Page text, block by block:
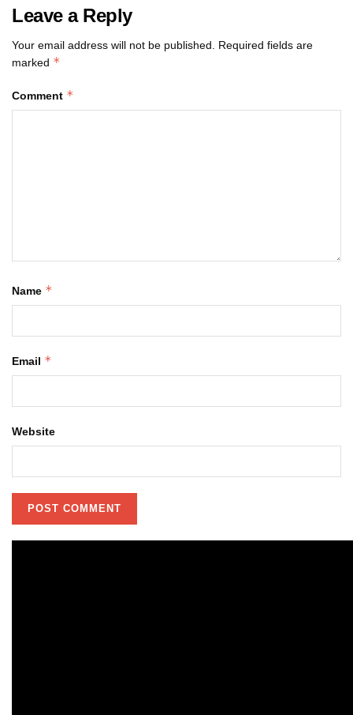
Leave a Reply
Your email address will not be published.
Required fields are
marked *
Comment *
Name *
Email *
Website